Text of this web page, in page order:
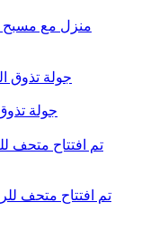
منزل مع مسبح
جولة
تم افتتاح متحف